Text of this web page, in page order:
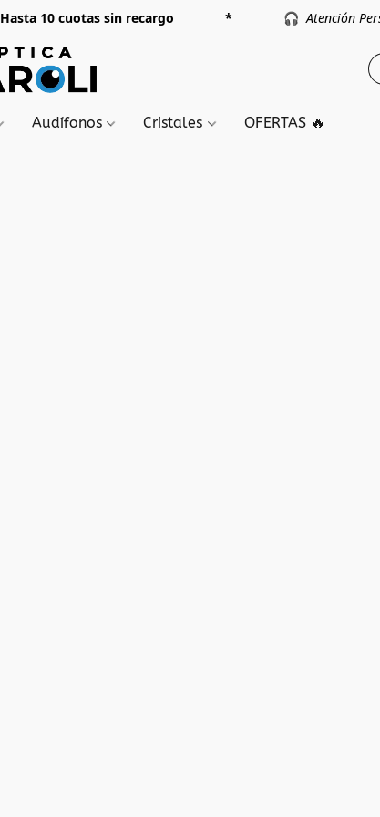
Hasta 10 cuotas sin recargo * 🎧Atención
Audífonos Cristales OFERTAS 🔥